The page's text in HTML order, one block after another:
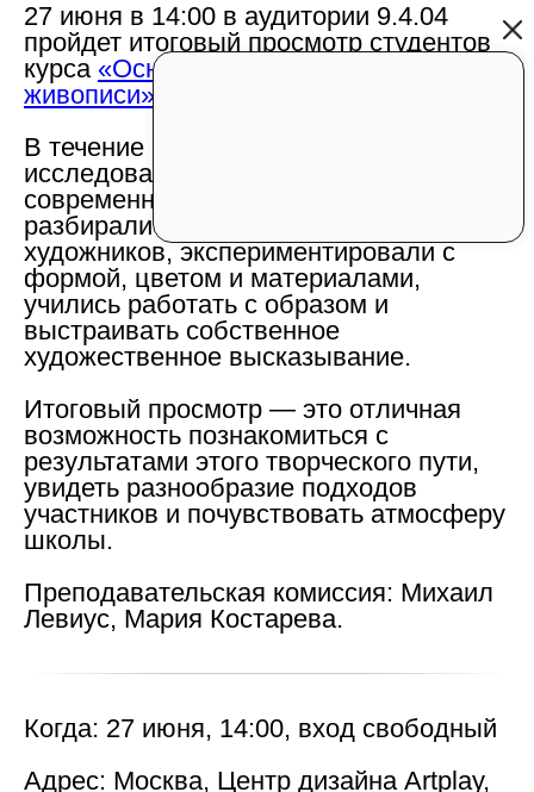
27 июня в 14:00 в аудитории 9.4.04
пройдет итоговый просмотр студентов
курса «Основы современной
живописи».
В течение обучения студенты
исследовали живопись как
современный художественный медиум:
разбирали практики актуальных
художников, экспериментировали с
формой, цветом и материалами,
учились работать с образом и
выстраивать собственное
художественное высказывание.
Итоговый просмотр — это отличная
возможность познакомиться с
результатами этого творческого пути,
увидеть разнообразие подходов
участников и почувствовать атмосферу
школы.
Преподавательская комиссия: Михаил
Левиус, Мария Костарева.
Когда: 27 июня, 14:00, вход свободный
Адрес: Москва, Центр дизайна Artplay,